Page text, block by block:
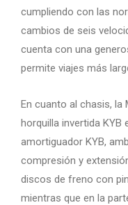
cumpliendo con las
cambios de seis
cuenta con una
permite viajes más
En cuanto al chasis, la
horquilla invertida KYB
amortiguador KYB,
compresión y
discos de freno con
mientras que en la